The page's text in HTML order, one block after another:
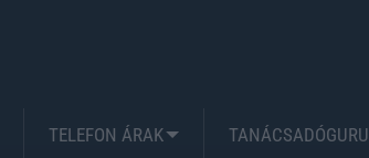
TELEFON ÁRAK TANÁCSADÓGURU